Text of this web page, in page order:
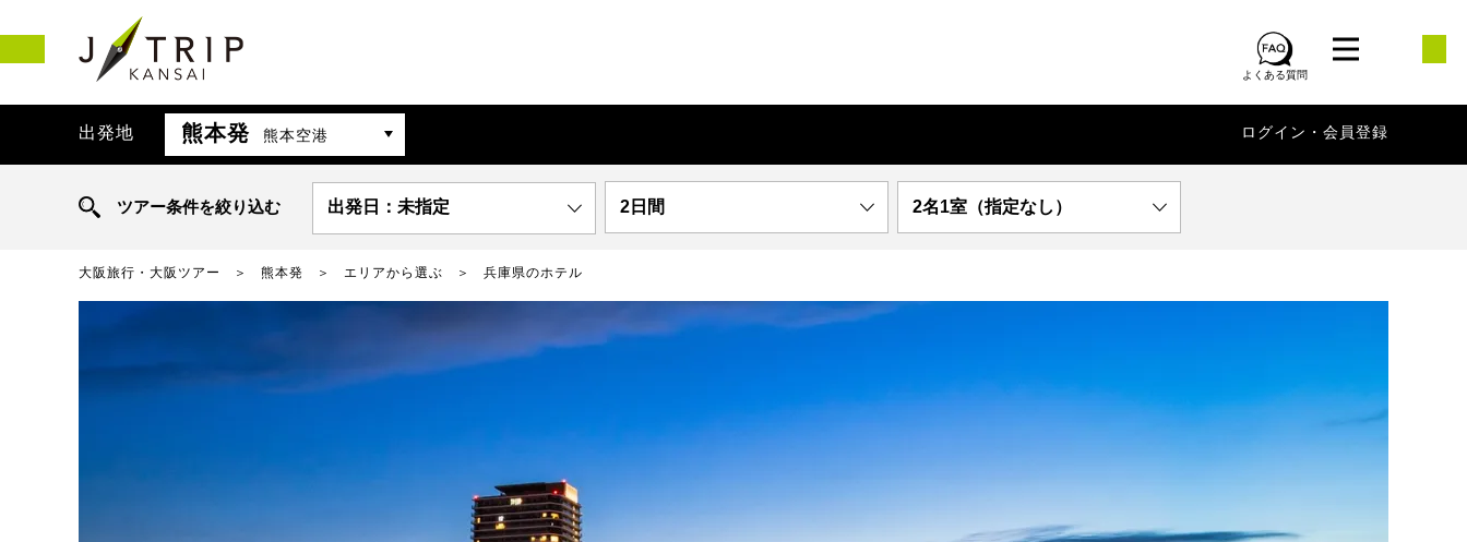
よくある質問
出発地 熊本発 熊本空港 ログイン・会員登録
ツアー条件を絞り込む 出発日：未指定 2日間 2名1室（指定なし）
大阪旅行・大阪ツアー 熊本発 エリアから選ぶ 兵庫県のホテル